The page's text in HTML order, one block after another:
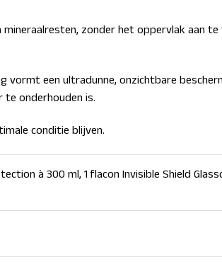
mineraalresten, zonder het oppervlak aan
vormt een ultradunne, onzichtbare
te onderhouden is.
conditie blijven.
à 300 ml, 1 flacon Invisible Shield